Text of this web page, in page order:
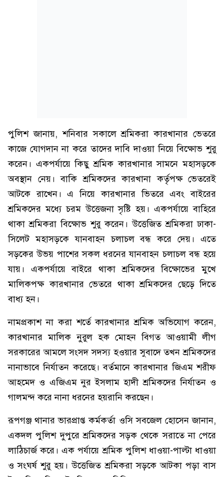
পুলিশ জানায়, শনিবার সকালে শ্রমিকরা কারখানার ভেতরে
কাজে যোগদান না করে তাদের দাবি দাওয়া নিয়ে বিক্ষোভ শুরু
করেন। একপর্যায়ে কিছু শ্রমিক কারখানার সামনে মহাসড়কে
অবস্থান নেয়। বাকি শ্রমিকদের কারখানা কর্তৃপক্ষ ভেতরেই
আটকে রাখেন। এ নিয়ে কারখানার ভিতরে এবং বাইরের
শ্রমিকদের মধ্যে চরম উত্তেজনা সৃষ্টি হয়। একপর্যায়ে বাহিরে
থাকা শ্রমিকরা বিক্ষোভ শুরু করেন। উত্তেজিত শ্রমিকরা ঢাকা-
সিলেট মহাসড়কে যানবাহন চলাচল বন্ধ করে দেয়। এতে
সড়কের উভয় পাশের সকল ধরনের যানবাহন চলাচল বন্ধ হয়ে
যায়। একপর্যায়ে বাইরে থাকা শ্রমিকদের বিক্ষোভের মুখে
মালিকপক্ষ কারখানার ভেতরে থাকা শ্রমিকদের ছেড়ে দিতে
বাধ্য হন।
নামপ্রকাশ না করা শর্তে কারখানার শ্রমিক অভিযোগ করেন,
কারখানার মালিক নুরুল হক মোহন বিগত আওয়ামী লীগ
সরকারের আমলে সংসদ সদস্য হওয়ার সুবাদে তখন শ্রমিকদের
নানাভাবে নির্যাতন করেছে। বর্তমানে কারখানার জিএম শরীফ
আহমেদ ও এজিএম নুর ইসলাম হাদী শ্রমিকদের নির্যাতন ও
গালমন্দ করে নানা ধরনের হয়রানি করছেন।
রূপগঞ্জ থানার ভারপ্রাপ্ত কর্মকর্তা ওসি সবজেল হোসেন জানান,
একদল পুলিশ দুপুরে শ্রমিকদের সড়ক থেকে সরাতে না পেরে
লাঠিচার্জ করে। এক পর্যায়ে শ্রমিক পুলিশ ধাওয়া-পাল্টা ধাওয়া
ও সংঘর্ষ শুরু হয়। উত্তেজিত শ্রমিকরা সড়কে আটকা পড়া বাস